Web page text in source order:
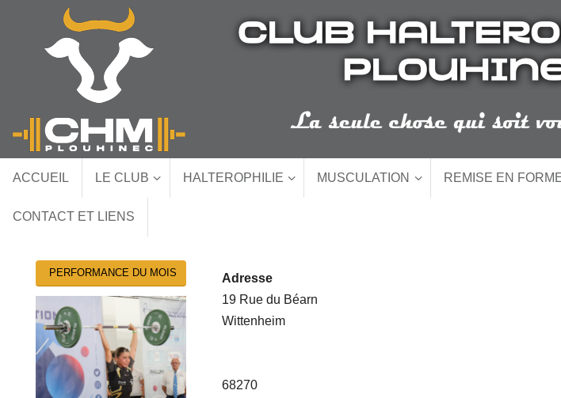
ACCUEIL LE CLUB HALTEROPHILIE MUSCULATION REMISE EN
CONTACT ET LIENS
Adresse
19 Rue du Béarn
Wittenheim
68270
PERFORMANCE DU MOIS